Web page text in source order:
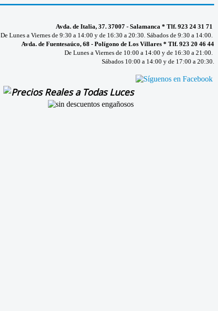
Avda. de Italia, 37. 37007 - Salamanca * Tlf. 923 24 31 71
De Lunes a Viernes de 9:30 a 14:00 y de 16:30 a 20:30. Sábados de 9:30 a 14:00.
Avda. de Fuentesaúco, 68 - Polígono de Los Villares * Tlf. 923 20 46 44
De Lunes a Viernes de 10:00 a 14:00 y de 16:30 a 21:00.
Sábados 10:00 a 14:00 y de 17:00 a 20:30.